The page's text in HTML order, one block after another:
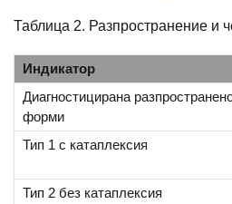
Таблица 2. Разпространение и
Индикатор
Диагностицирана
форми
Тип 1 с катаплексия
Тип 2 без катаплексия